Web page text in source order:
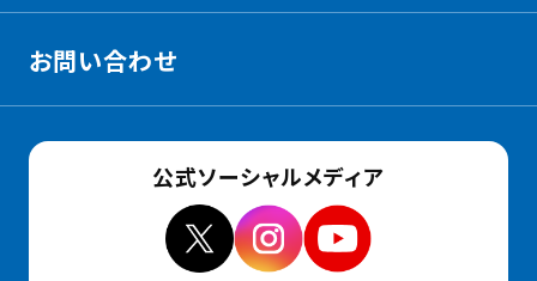
お問い合わせ
公式ソーシャルメディア